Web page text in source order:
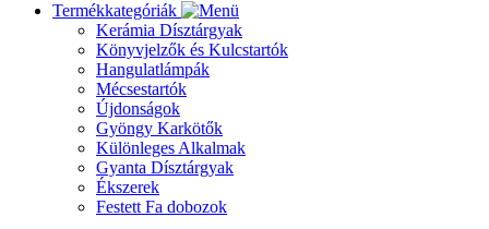
Termékkategóriák
Kerámia Dísztárgyak
Könyvjelzők és Kulcstartók
Hangulatlámpák
Mécsestartók
Újdonságok
Gyöngy Karkötők
Különleges Alkalmak
Gyanta Dísztárgyak
Ékszerek
Festett Fa dobozok